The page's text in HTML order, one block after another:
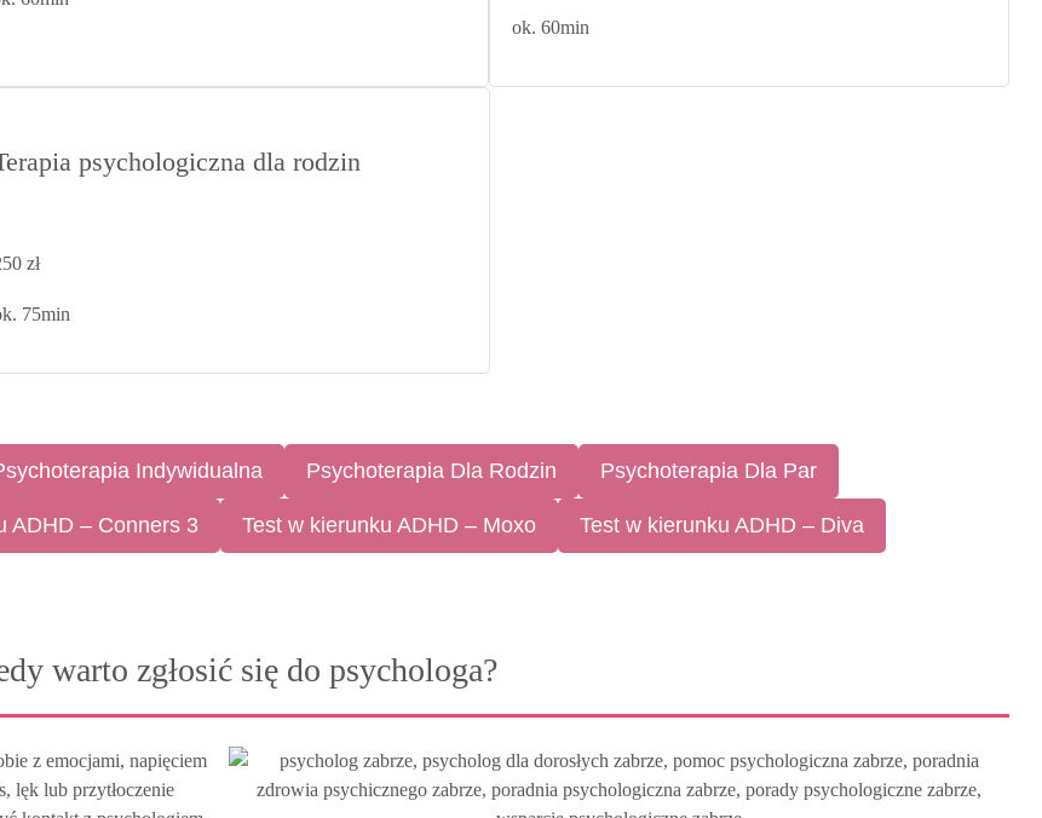
ok. 60min
psychologiczna dla rodzin
zł
75min
Indywidualna Psychoterapia Dla Rodzin Psychoterapia Dla Par
ADHD – Conners 3 Test w kierunku ADHD – Moxo Test w kierunku ADHD – Diva
warto zgłosić się do psychologa?
z emocjami, napięciem
lęk lub przytłoczenie